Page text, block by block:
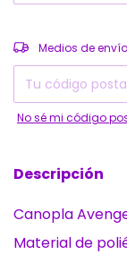
Entregas para el CP:
Medios de envío
No sé mi código
Descripción
Canopla
Material de